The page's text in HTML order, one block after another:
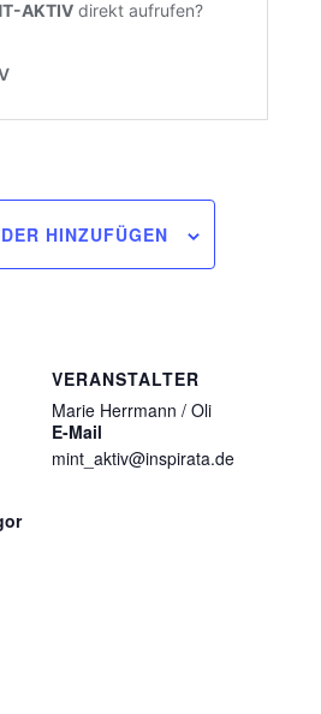
HINZUFÜGEN
VERANSTALTER
Marie Herrmann / Oli
E-Mail
mint_aktiv@inspirata.de